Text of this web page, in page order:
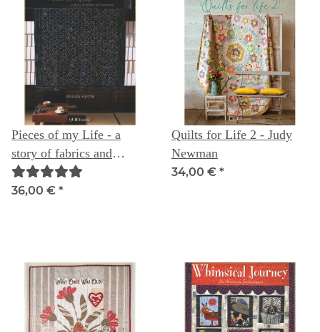
Pieces of my Life - a
story of fabrics and
passion - Shizuko Kuroha
36,00 € *
Quilts for Life 2 - Judy
Newman
34,00 € *